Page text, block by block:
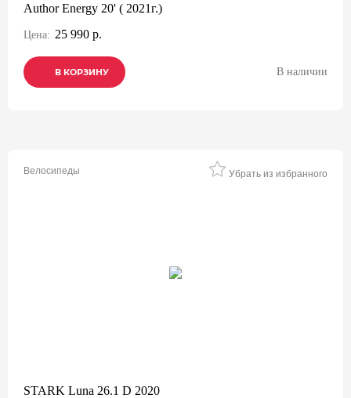
Author Energy 20' ( 2021г.)
Цена: 25 990 р.
В КОРЗИНУ
В КОРЗИНУ
В КОРЗИНУ В наличии
Велосипеды Убрать из избранного
STARK Luna 26.1 D 2020